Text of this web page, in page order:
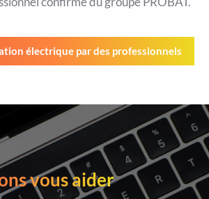
électrique par des professionnels
vous aider